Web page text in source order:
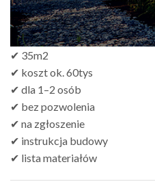
✔ 35m2
✔ koszt ok. 60tys
✔ dla 1–2 osób
✔ bez pozwolenia
✔ na zgłoszenie
✔ instrukcja budowy
✔ lista materiałów